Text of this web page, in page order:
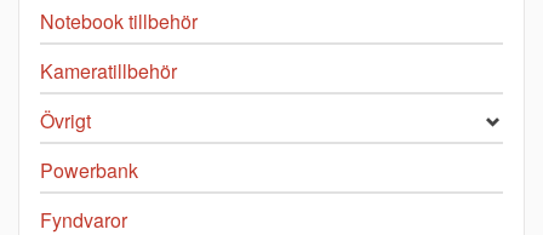
Notebook tillbehör
Kameratillbehör
Övrigt
Powerbank
Fyndvaror